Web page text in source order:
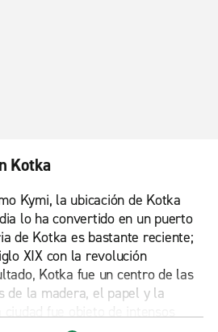
Kotka
Kymi, la ubicación de Kotka
lo ha convertido en un puerto
de Kotka es bastante reciente;
XIX con la revolución
Kotka fue un centro de las
de la madera, el papel y la
fue objeto de intensos